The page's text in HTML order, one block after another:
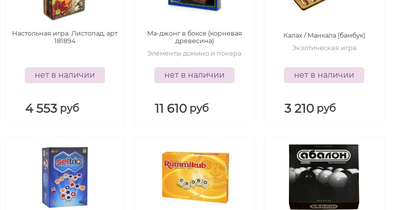
Настольная игра: Листопад, арт
181894
нет в наличии
4 553 руб
Ма-джонг в боксе (корневая
древесина)
Элементы домино и покера
нет в наличии
11 610 руб
Калах / Манкала (бамбук)
Экзотическая игра
нет в наличии
3 210 руб